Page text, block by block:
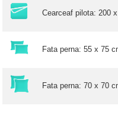
Cearceaf pilota: 200
Fata perna: 55 x 75
Fata perna: 70 x 70